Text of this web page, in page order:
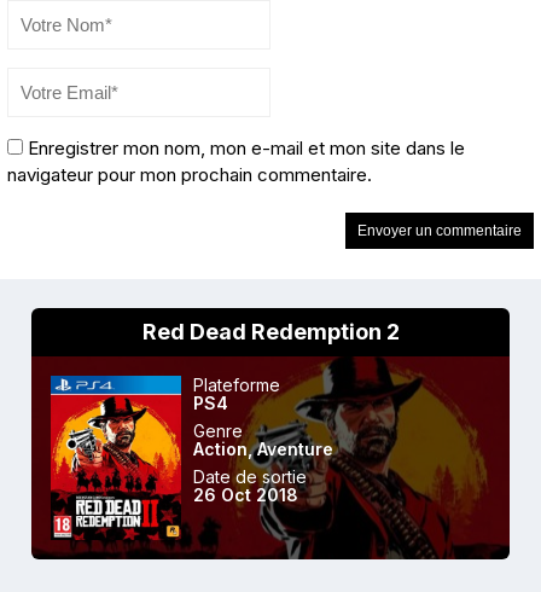
Enregistrer mon nom, mon e-mail et mon site dans le
navigateur pour mon prochain commentaire.
Red Dead Redemption 2
Plateforme
PS4
Genre
Action,Aventure
Date de sortie
26 Oct 2018